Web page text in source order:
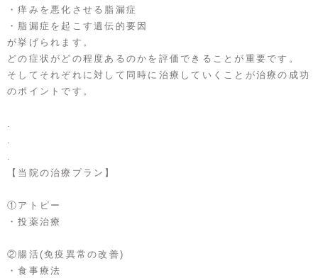
・痒みを悪化させる脂漏症
・脂漏症を起こす遺伝的要因
が挙げられます。
どの症状がどの程度あるのかを評価できることが重要です。
そしてそれぞれに対して同時に治療していくことが治療の成功
のポイントです。
.
.
.
【当院の治療プラン】
①アトピー
・投薬治療
②腸活(免疫異常の改善)
・食事療法